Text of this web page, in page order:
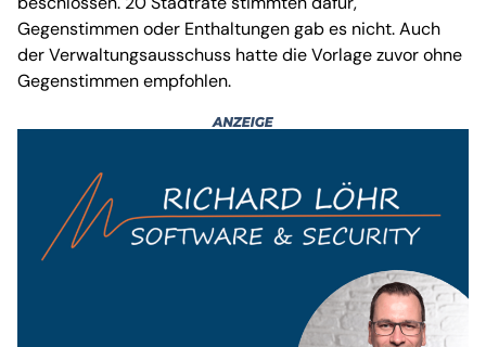
Gegenstimmen oder Enthaltungen gab es nicht. Auch
der Verwaltungsausschuss hatte die Vorlage zuvor ohne
Gegenstimmen empfohlen.